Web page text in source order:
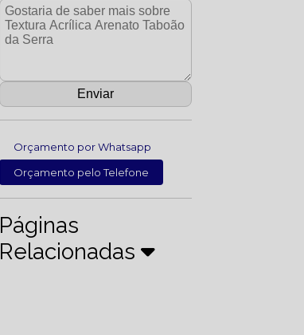
Orçamento por Whatsapp
Orçamento pelo Telefone
Páginas
Relacionadas